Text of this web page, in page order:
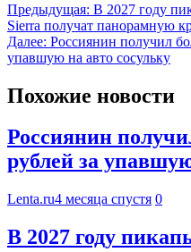
Предыдущая: В 2027 году
Sierra получат панорамную
Далее: Россиянин получил
упавшую на авто сосульку
Похожие новости
Россиянин
рублей за
Lenta.ru4 месяца спустя 0
В 2027 году